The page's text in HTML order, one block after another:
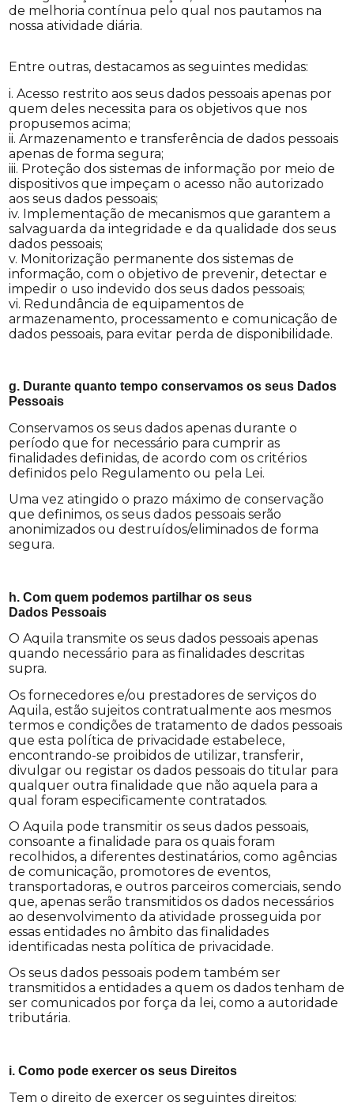
de melhoria contínua pelo qual nos pautamos na
nossa atividade diária.
Entre outras, destacamos as seguintes medidas:
i. Acesso restrito aos seus dados pessoais apenas por
quem deles necessita para os objetivos que nos
propusemos acima;
ii. Armazenamento e transferência de dados pessoais
apenas de forma segura;
iii. Proteção dos sistemas de informação por meio de
dispositivos que impeçam o acesso não autorizado
aos seus dados pessoais;
iv. Implementação de mecanismos que garantem a
salvaguarda da integridade e da qualidade dos seus
dados pessoais;
v. Monitorização permanente dos sistemas de
informação, com o objetivo de prevenir, detectar e
impedir o uso indevido dos seus dados pessoais;
vi. Redundância de equipamentos de
armazenamento, processamento e comunicação de
dados pessoais, para evitar perda de disponibilidade.
g. Durante quanto tempo conservamos os seus Dados
Pessoais
Conservamos os seus dados apenas durante o
período que for necessário para cumprir as
finalidades definidas, de acordo com os critérios
definidos pelo Regulamento ou pela Lei.
Uma vez atingido o prazo máximo de conservação
que definimos, os seus dados pessoais serão
anonimizados ou destruídos/eliminados de forma
segura.
h. Com quem podemos partilhar os seus
Dados Pessoais
O Aquila transmite os seus dados pessoais apenas
quando necessário para as finalidades descritas
supra.
Os fornecedores e/ou prestadores de serviços do
Aquila, estão sujeitos contratualmente aos mesmos
termos e condições de tratamento de dados pessoais
que esta política de privacidade estabelece,
encontrando-se proibidos de utilizar, transferir,
divulgar ou registar os dados pessoais do titular para
qualquer outra finalidade que não aquela para a
qual foram especificamente contratados.
O Aquila pode transmitir os seus dados pessoais,
consoante a finalidade para os quais foram
recolhidos, a diferentes destinatários, como agências
de comunicação, promotores de eventos,
transportadoras, e outros parceiros comerciais, sendo
que, apenas serão transmitidos os dados necessários
ao desenvolvimento da atividade prosseguida por
essas entidades no âmbito das finalidades
identificadas nesta política de privacidade.
Os seus dados pessoais podem também ser
transmitidos a entidades a quem os dados tenham de
ser comunicados por força da lei, como a autoridade
tributária.
i. Como pode exercer os seus Direitos
Tem o direito de exercer os seguintes direitos: